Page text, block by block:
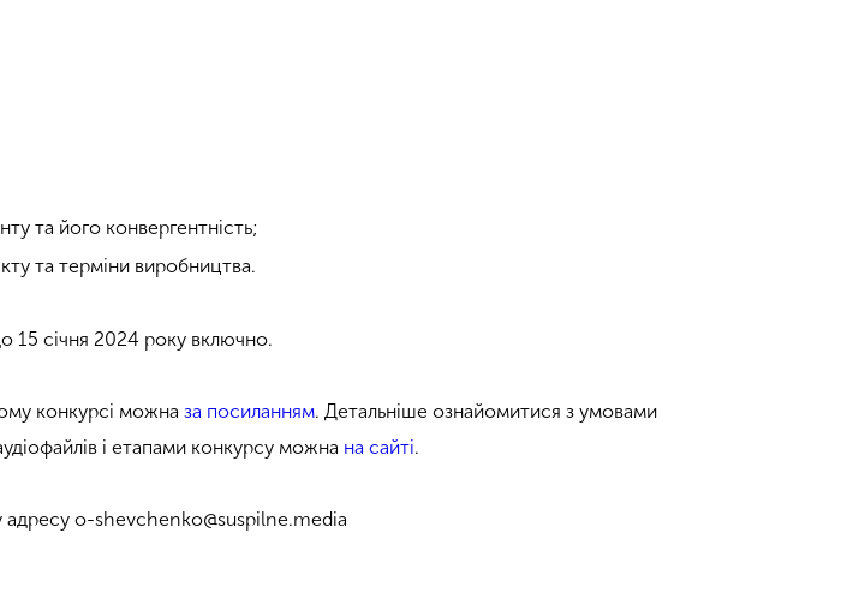
та його конвергентність;
та терміни виробництва.
15 січня 2024 року включно.
конкурсі можназа посиланням. Детальніше ознайомитися з умовами
і етапами конкурсу можна на сайті.
адресу o-shevchenko@suspilne.media